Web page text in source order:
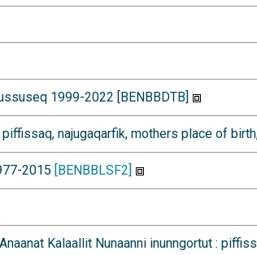
1999-2022 [BENBBDTB]
najugaqarfik, mothers place of
2015 [BENBBLSF2]
Kalaallit Nunaanni inunngortut :